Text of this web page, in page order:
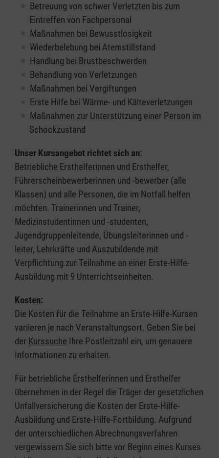
Betreuung von schwer Verletzten bis zum
Eintreffen von Fachpersonal
Maßnahmen bei Bewusstlosigkeit
Wiederbelebung bei Atemstillstand
Handlung bei Brustbeschwerden
Behandlung von Verletzungen
Maßnahmen bei Vergiftungen
Erste Hilfe bei Wärme- und Kälteverletzungen
Maßnahmen zur Unterstützung einer Person im
Schockzustand
Unser Kursangebot richtet sich an:
Betriebliche Ersthelferinnen und Ersthelfer,
Führerscheinbewerberinnen und -bewerber (alle
Klassen) und alle Personen, die im Notfall helfen
möchten. Trainerinnen und Trainer,
Medizinstudentinnen und -studenten,
Jugendgruppenleitende, Übungsleiterinnen und -
leiter, Lehrkräfte und Auszubildende mit
Verpflichtung zur Teilnahme an einer Erste-Hilfe-
Ausbildung mit 9 Unterrichtseinheiten.
Kosten:
Die Kosten für die Teilnahme an Erste-Hilfe-Kursen
variieren je nach Veranstaltungsort. Geben Sie bei
der Kurssuche Ihre Postleitzahl ein, um genauere
Informationen zu erhalten.
Für betriebliche Ersthelferinnen und Ersthelfer
übernehmen in der Regel die Träger der gesetzlichen
Unfallversicherung die Kosten der Erste-Hilfe-
Ausbildung und Erste-Hilfe-Fortbildung. Aufgrund
der unterschiedlichen Abrechnungsverfahren
vergewissern Sie sich bitte vor Beginn eines Kurses